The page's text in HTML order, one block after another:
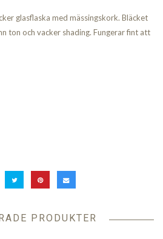
glasflaska med mässingskork. Bläcket
ton och vacker shading. Fungerar fint att
PRODUKTER